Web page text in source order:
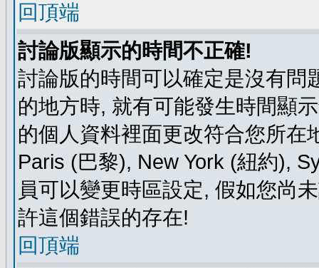
回頂端
討論版顯示的時間不正確!
討論版的時間可以確定是沒有問
的地方時, 就有可能發生時間顯
的個人資料裡面更改符合您所在
Paris (巴黎), New York (紐約),
員可以變更時區設定, 假如您尚
許這個錯誤的存在!
回頂端